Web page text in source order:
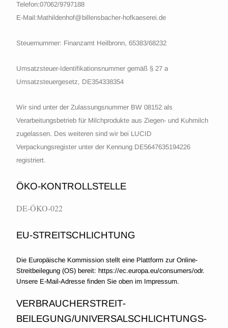
Telefon:07062/9797188
E-Mail:Mathildenhof@billensbacher-hofkaeserei.de
Steuernummer: Finanzamt Heilbronn, 65383/68232
Umsatzsteuer-Identifikationsnummer gemäß § 27 a
Umsatzsteuergesetz, DE354338354
Wir sind unter der Zulassungsnummer BW 08152 als
Verarbeitungsbetrieb für Milchprodukte aus Ziegen- und Kuhmilch
zugelassen. Des weiteren sind wir bei LUCID
Verpackungsregister unter der Kennung DE5647635194226
registriert.
ÖKO-KONTROLLSTELLE
DE-ÖKO-022
EU-STREITSCHLICHTUNG
Die Europäische Kommission stellt eine Plattform zur Online-
Streitbeilegung (OS) bereit: https://ec.europa.eu/consumers/odr.
Unsere E-Mail-Adresse finden Sie oben im Impressum.
VERBRAUCHER­STREIT­
BEILEGUNG/UNIVERSAL­SCHLICHTUNGS­